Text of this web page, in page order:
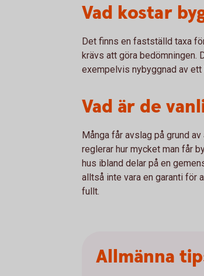
Vad kostar
Det finns en fastställd taxa
krävs att göra bedömningen.
exempelvis nybyggnad av ett
Vad är de
Många får avslag på grund
reglerar hur mycket man får
hus ibland delar på en
alltså inte vara en garanti för
fullt.
Allmänna